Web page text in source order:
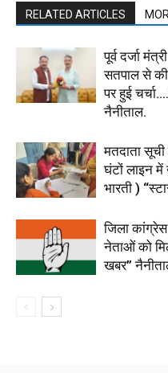
RELATED ARTICLES
पूर्व दर्जा
सतपाल से की
पर हुई
नैनीताल.
मतदाता सूची
घंटों लाइन में
भारती )
जिला
नेताओं को
खबर”